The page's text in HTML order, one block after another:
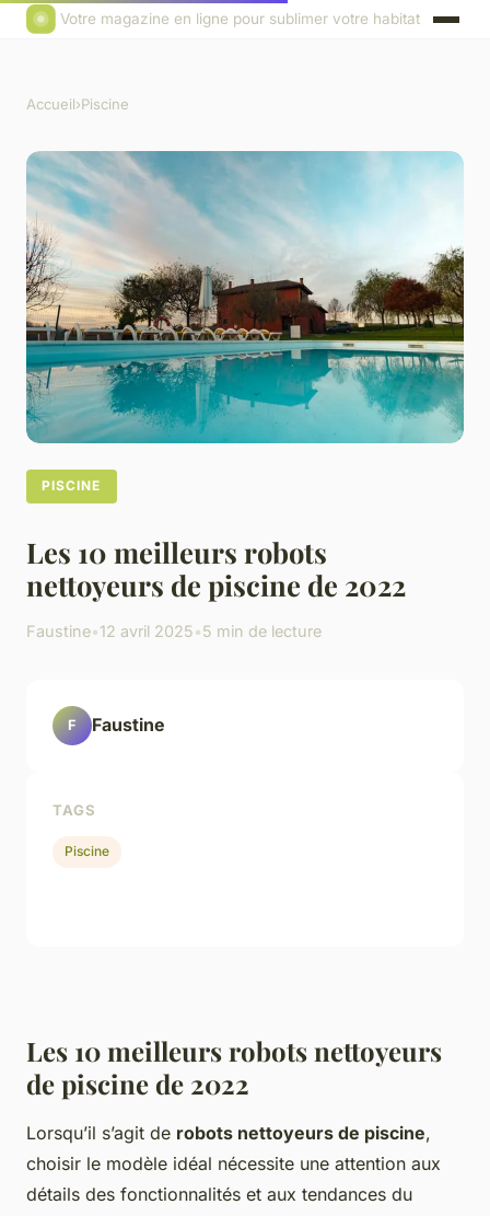
Votre magazine en ligne pour sublimer votre habitat
Accueil›Piscine
PISCINE
Les 10 meilleurs robots
nettoyeurs de piscine de 2022
Faustine•12 avril 2025•5 min de lecture
Les 10 meilleurs robots nettoyeurs
de piscine de 2022
Lorsqu’il s’agit de robots nettoyeurs de piscine,
choisir le modèle idéal nécessite une attention aux
détails des fonctionnalités et aux tendances du
F Faustine
TAGS
Piscine